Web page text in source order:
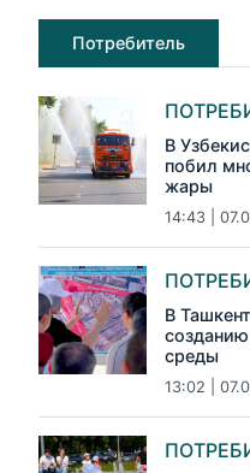
Потребитель
В
побил
жары
14:43 |
В
среды
13:02 |